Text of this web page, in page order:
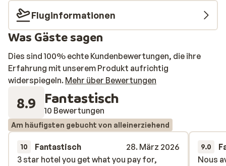
die Aussicht, sondern auch herrlich viel Sonne. Nach
einem Tag auf der Piste lädt die gemütliche Hotelbar zu
einem Après-Ski-Drink ein – der perfekte Ausklang für
einen aktiven Skitag.
Fluginformationen
Was Gäste sagen
Dies sind 100% echte Kundenbewertungen, die ihre
Erfahrung mit unserem Produkt aufrichtig
widerspiegeln. Mehr über Bewertungen
8.9 Fantastisch
10 Bewertungen
Am häufigsten gebucht von alleinerziehend
10 Fantastisch
28. März 2026
3 star hotel you get what you pay for,
3 star hotel you get what you pay for,
9.0
Nous
Nous